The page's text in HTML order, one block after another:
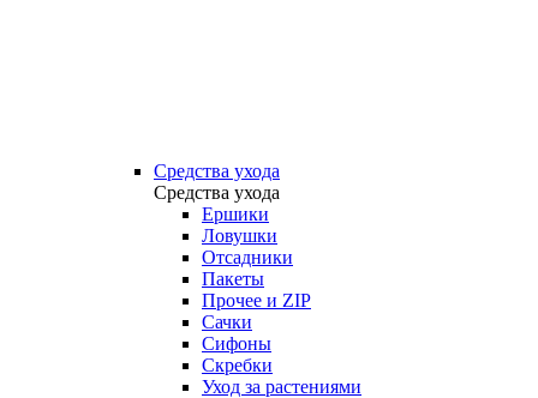
Средства ухода
Средства ухода
Ершики
Ловушки
Отсадники
Пакеты
Прочее и ZIP
Сачки
Сифоны
Скребки
Уход за растениями